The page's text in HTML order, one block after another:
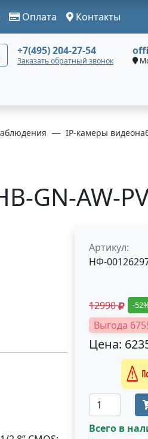
Оплата Контакты
+7(495) 204-27-54
Заказать обратный звонок
IP-камеры
GN-AW-
Артикул:
НФ-
12990 -
Выгода
Цена:
Всего в